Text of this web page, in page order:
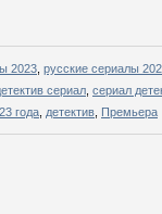
2023 русские сериалы
сериал сериал
года детектив Премьера